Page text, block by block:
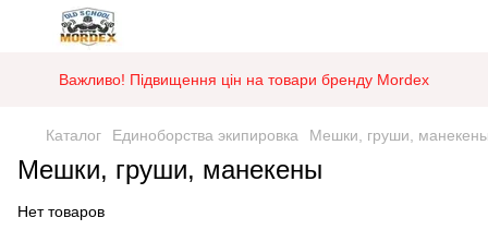
Важливо! Підвищення цін на товари бренду Mordex
Каталог Единоборства экипировка Мешки, груши,
Мешки, груши, манекены
Нет товаров